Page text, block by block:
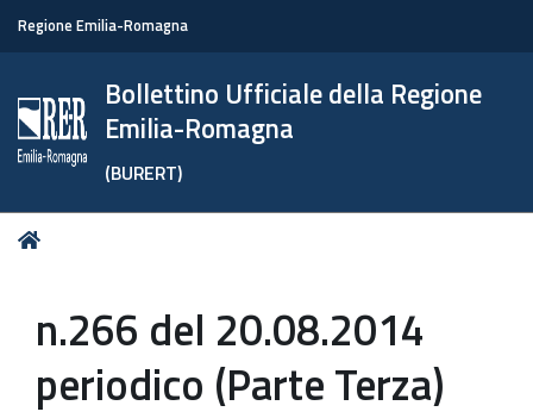
Regione Emilia-Romagna
Bollettino Ufficiale della Regione
Emilia-Romagna
(BURERT)
Tu
n.266 del 20.08.2014
periodico (Parte Terza)